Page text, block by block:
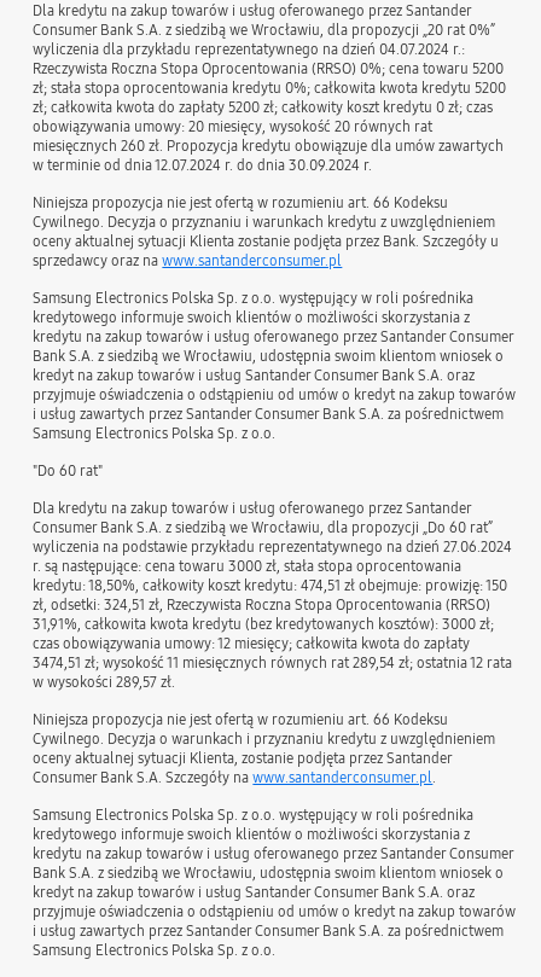
Dla kredytu na zakup towarów i usług oferowanego przez Santander
Consumer Bank S.A. z siedzibą we Wrocławiu, dla propozycji „20 rat 0%”
wyliczenia dla przykładu reprezentatywnego na dzień 04.07.2024 r.:
Rzeczywista Roczna Stopa Oprocentowania (RRSO) 0%; cena towaru 5200
zł; stała stopa oprocentowania kredytu 0%; całkowita kwota kredytu 5200
zł; całkowita kwota do zapłaty 5200 zł; całkowity koszt kredytu 0 zł; czas
obowiązywania umowy: 20 miesięcy, wysokość 20 równych rat
miesięcznych 260 zł. Propozycja kredytu obowiązuje dla umów zawartych
w terminie od dnia 12.07.2024 r. do dnia 30.09.2024 r.
Niniejsza propozycja nie jest ofertą w rozumieniu art. 66 Kodeksu
Cywilnego. Decyzja o przyznaniu i warunkach kredytu z uwzględnieniem
oceny aktualnej sytuacji Klienta zostanie podjęta przez Bank. Szczegóły u
sprzedawcy oraz nawww.santanderconsumer.pl
Samsung Electronics Polska Sp. z o.o. występujący w roli pośrednika
kredytowego informuje swoich klientów o możliwości skorzystania z
kredytu na zakup towarów i usług oferowanego przez Santander Consumer
Bank S.A. z siedzibą we Wrocławiu, udostępnia swoim klientom wniosek o
kredyt na zakup towarów i usług Santander Consumer Bank S.A. oraz
przyjmuje oświadczenia o odstąpieniu od umów o kredyt na zakup towarów
i usług zawartych przez Santander Consumer Bank S.A. za pośrednictwem
Samsung Electronics Polska Sp. z o.o.
"Do 60 rat"
Dla kredytu na zakup towarów i usług oferowanego przez Santander
Consumer Bank S.A. z siedzibą we Wrocławiu, dla propozycji „Do 60 rat”
wyliczenia na podstawie przykładu reprezentatywnego na dzień 27.06.2024
r. są następujące: cena towaru 3000 zł, stała stopa oprocentowania
kredytu: 18,50%, całkowity koszt kredytu: 474,51 zł obejmuje: prowizję: 150
zł, odsetki: 324,51 zł, Rzeczywista Roczna Stopa Oprocentowania (RRSO)
31,91%, całkowita kwota kredytu (bez kredytowanych kosztów): 3000 zł;
czas obowiązywania umowy: 12 miesięcy; całkowita kwota do zapłaty
3474,51 zł; wysokość 11 miesięcznych równych rat 289,54 zł; ostatnia 12 rata
w wysokości 289,57 zł.
Niniejsza propozycja nie jest ofertą w rozumieniu art. 66 Kodeksu
Cywilnego. Decyzja o warunkach i przyznaniu kredytu z uwzględnieniem
oceny aktualnej sytuacji Klienta, zostanie podjęta przez Santander
Consumer Bank S.A. Szczegóły nawww.santanderconsumer.pl.
Samsung Electronics Polska Sp. z o.o. występujący w roli pośrednika
kredytowego informuje swoich klientów o możliwości skorzystania z
kredytu na zakup towarów i usług oferowanego przez Santander Consumer
Bank S.A. z siedzibą we Wrocławiu, udostępnia swoim klientom wniosek o
kredyt na zakup towarów i usług Santander Consumer Bank S.A. oraz
przyjmuje oświadczenia o odstąpieniu od umów o kredyt na zakup towarów
i usług zawartych przez Santander Consumer Bank S.A. za pośrednictwem
Samsung Electronics Polska Sp. z o.o.